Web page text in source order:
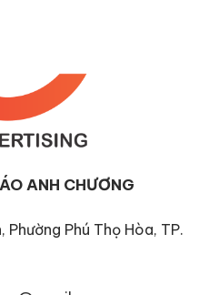
ANH CHƯƠNG
Phú Thọ Hòa, TP.